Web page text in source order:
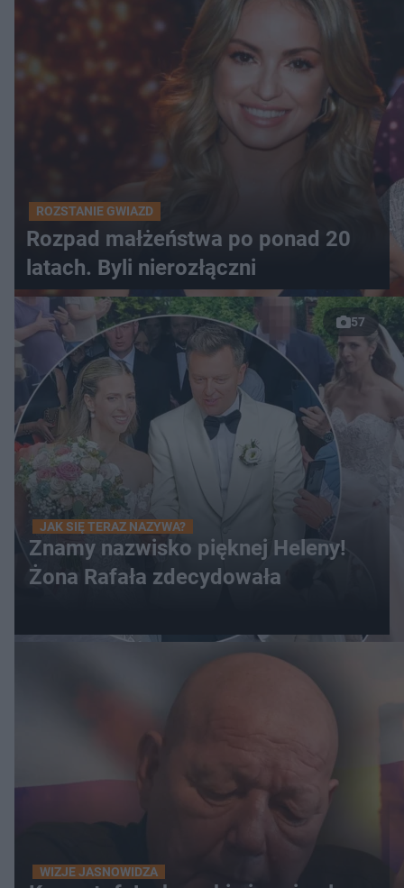
ROZSTANIE GWIAZD
Rozpad małżeństwa po ponad 20
latach. Byli nierozłączni
57
JAK SIĘ TERAZ NAZYWA?
Znamy nazwisko pięknej Heleny!
Żona Rafała zdecydowała
WIZJE JASNOWIDZA